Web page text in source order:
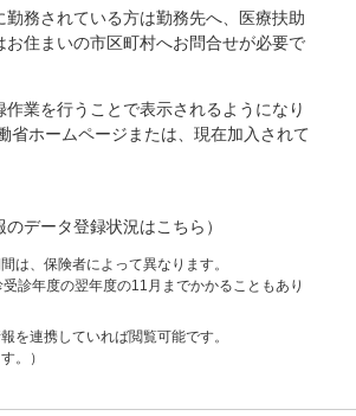
務されている方は勤務先へ、医療扶助
住まいの市区町村へお問合せが必要で
業を行うことで表示されるようになり
省ホームページまたは、現在加入されて
データ登録状況はこちら）
は、保険者によって異なります。
診年度の翌年度の11月までかかることもあり
を連携していれば閲覧可能です。
。）